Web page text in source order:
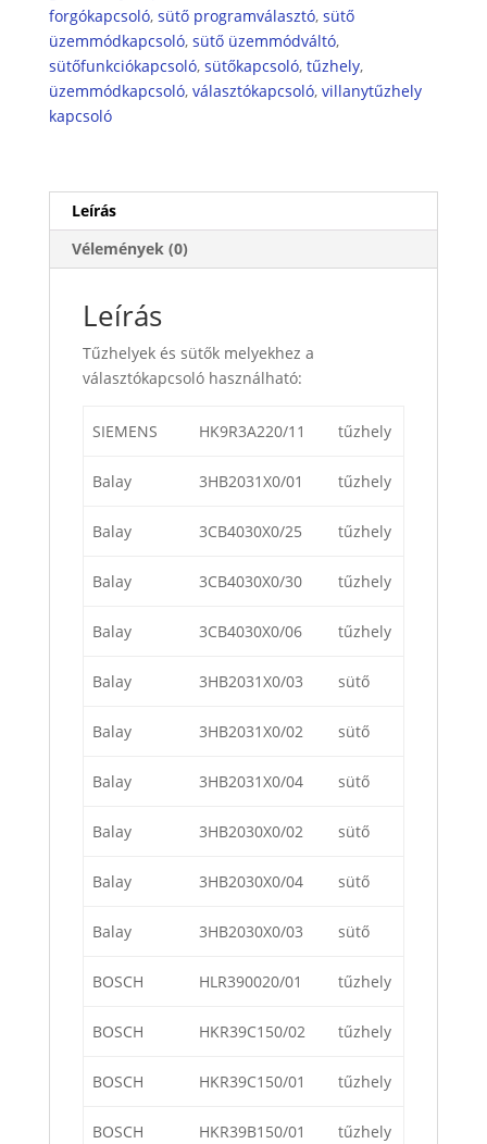
forgókapcsoló, sütő programválasztó, sütő
üzemmódkapcsoló, sütő üzemmódváltó,
sütőfunkciókapcsoló, sütőkapcsoló, tűzhely,
üzemmódkapcsoló, választókapcsoló, villanytűzhely
kapcsoló
Leírás
Vélemények (0)
Leírás
Tűzhelyek és sütők melyekhez a
választókapcsoló használható:
SIEMENS HK9R3A220/11 tűzhely
Balay 3HB2031X0/01 tűzhely
Balay 3CB4030X0/25 tűzhely
Balay 3CB4030X0/30 tűzhely
Balay 3CB4030X0/06 tűzhely
Balay 3HB2031X0/03 sütő
Balay 3HB2031X0/02 sütő
Balay 3HB2031X0/04 sütő
Balay 3HB2030X0/02 sütő
Balay 3HB2030X0/04 sütő
Balay 3HB2030X0/03 sütő
BOSCH HLR390020/01 tűzhely
BOSCH HKR39C150/02 tűzhely
BOSCH HKR39C150/01 tűzhely
BOSCH HKR39B150/01 tűzhely